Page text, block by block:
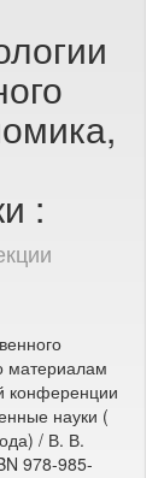
:
материалам
конференции
науки (
/ В. В.
978-985-